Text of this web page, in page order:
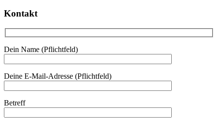
Kontakt
Dein Name (Pflichtfeld)
Deine E-Mail-Adresse (Pflichtfeld)
Betreff